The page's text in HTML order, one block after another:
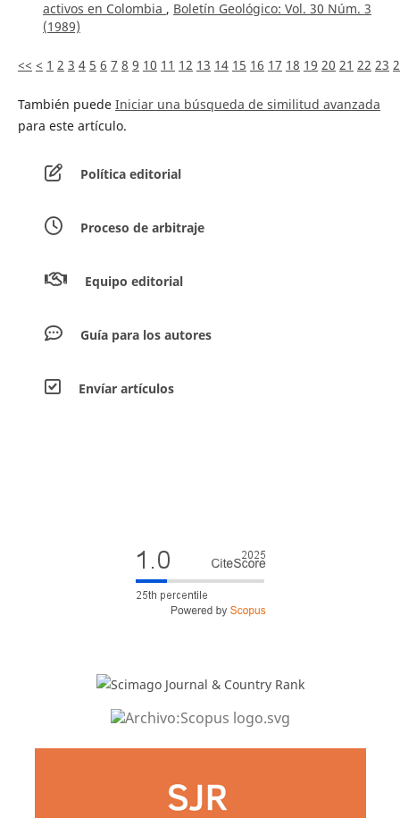
activos en Colombia , Boletín Geológico: Vol. 30 Núm. 3
(1989)
<< < 1 2 3 4 5 6 7 8 9 10 11 12 13 14 15 16 17 18 19 20 21 22 23
También puede Iniciar una búsqueda de similitud avanzada
para este artículo.
Política editorial
Proceso de arbitraje
Equipo editorial
Guía para los autores
Envíar artículos